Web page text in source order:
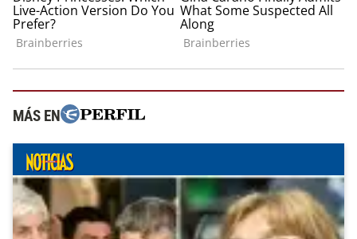
MÁS EN